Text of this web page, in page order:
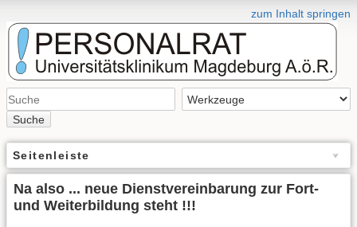
zum Inhalt springen
Suche
Seitenleiste
Na also ... neue Dienstvereinbarung zur Fort-
und Weiterbildung steht !!!